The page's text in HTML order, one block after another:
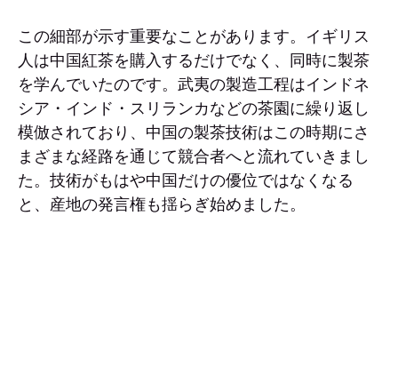
この細部が示す重要なことがあります。イギリス
人は中国紅茶を購入するだけでなく、同時に製茶
を学んでいたのです。武夷の製造工程はインドネ
シア・インド・スリランカなどの茶園に繰り返し
模倣されており、中国の製茶技術はこの時期にさ
まざまな経路を通じて競合者へと流れていきまし
た。技術がもはや中国だけの優位ではなくなる
と、産地の発言権も揺らぎ始めました。